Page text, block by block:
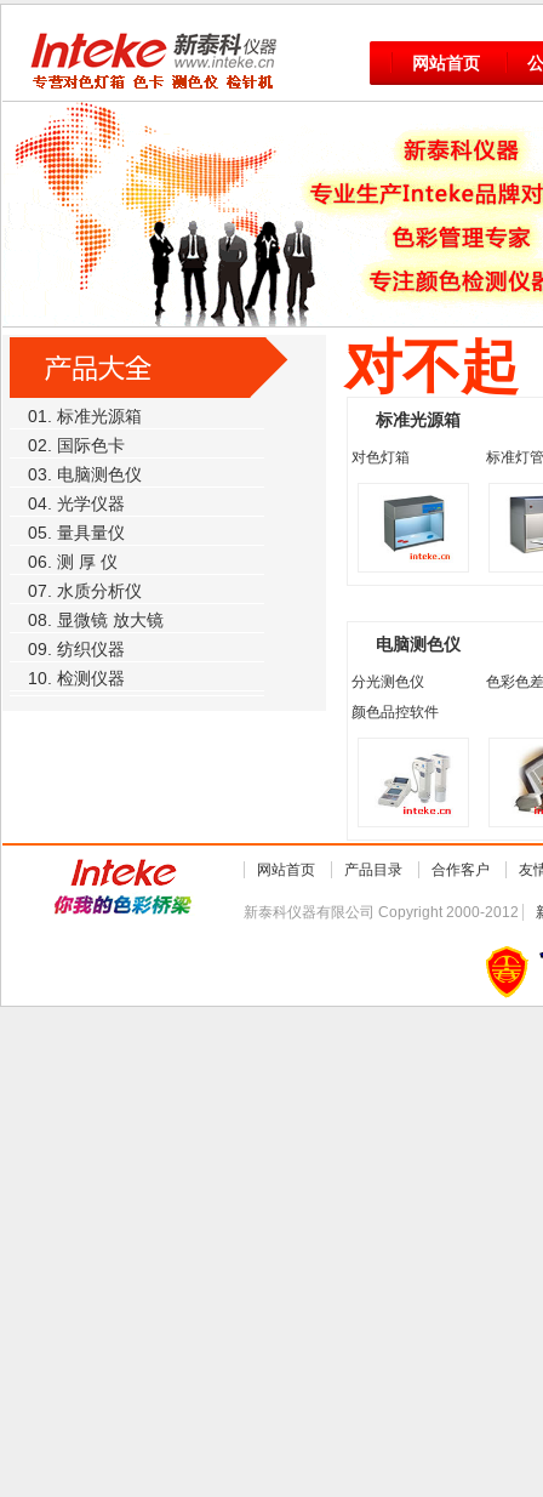
网站首页
01. 标准光源箱
02. 国际色卡
03. 电脑测色仪
04. 光学仪器
05. 量具量仪
06. 测 厚 仪
07. 水质分析仪
08. 显微镜 放大镜
09. 纺织仪器
10. 检测仪器
对不起
标准光源箱
对色灯箱 标准灯
电脑测色仪
分光测色仪
色彩色
颜色品控软件
网站首页 产品目录 合作客户 友
新泰科仪器有限公司 Copyright 2000-2012